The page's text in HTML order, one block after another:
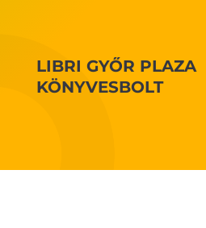
LIBRI GYŐR PLAZA
KÖNYVESBOLT